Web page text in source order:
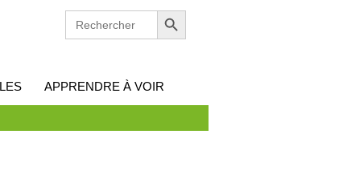
APPRENDRE À VOIR
SEARCH
FOR:
Search Button